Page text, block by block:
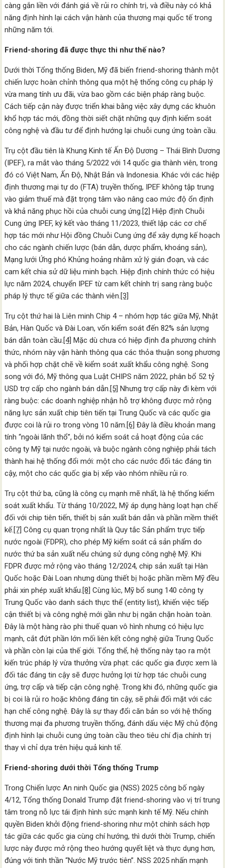
càng gắn liền với đánh giá về rủi ro chính trị, và điều này có khả
năng định hình lại cách vận hành của thương mại quốc tế trong
những năm tới.
Friend-shoring đã được thực thi như thế nào?
Dưới thời Tổng thống Biden, Mỹ đã biến friend-shoring thành một
chiến lược hoàn chỉnh thông qua một hệ thống công cụ pháp lý
vừa mang tính ưu đãi, vừa bao gồm các biện pháp ràng buộc.
Cách tiếp cận này được triển khai bằng việc xây dựng các khuôn
khổ hợp tác mới, đồng thời siết chặt những quy định kiểm soát
công nghệ và đầu tư để định hướng lại chuỗi cung ứng toàn cầu.
Trụ cột đầu tiên là Khung Kinh tế Ấn Độ Dương – Thái Bình Dương
(IPEF), ra mắt vào tháng 5/2022 với 14 quốc gia thành viên, trong
đó có Việt Nam, Ấn Độ, Nhật Bản và Indonesia. Khác với các hiệp
định thương mại tự do (FTA) truyền thống, IPEF không tập trung
vào giảm thuế mà đặt trọng tâm vào nâng cao mức độ ổn định
và khả năng phục hồi của chuỗi cung ứng.[2] Hiệp định Chuỗi
Cung ứng IPEF, ký kết vào tháng 11/2023, thiết lập các cơ chế
hợp tác mới như Hội đồng Chuỗi Cung ứng để xây dựng kế hoạch
cho các ngành chiến lược (bán dẫn, dược phẩm, khoáng sản),
Mạng lưới Ứng phó Khủng hoảng nhằm xử lý gián đoạn, và các
cam kết chia sử dữ liệu minh bạch. Hiệp định chính thức có hiệu
lực năm 2024, chuyển IPEF từ cam kết chính trị sang ràng buộc
pháp lý thực tế giữa các thành viên.[3]
Trụ cột thứ hai là Liên minh Chip 4 – nhóm hợp tác giữa Mỹ, Nhật
Bản, Hàn Quốc và Đài Loan, vốn kiểm soát đến 82% sản lượng
bán dẫn toàn cầu.[4] Mặc dù chưa có hiệp định đa phương chính
thức, nhóm này vận hành thông qua các thỏa thuận song phương
và phối hợp chặt chẽ về kiểm soát xuất khẩu công nghệ. Song
song với đó, Mỹ thông qua Luật CHIPS năm 2022, phân bổ 52 tỷ
USD trợ cấp cho ngành bán dẫn.[5] Nhưng trợ cấp này đi kèm với
ràng buộc: các doanh nghiệp nhận hỗ trợ không được mở rộng
năng lực sản xuất chip tiên tiến tại Trung Quốc và các quốc gia
được coi là rủi ro trong vòng 10 năm.[6] Đây là điều khoản mang
tính “ngoài lãnh thổ”, bởi nó kiểm soát cả hoạt động của các
công ty Mỹ tại nước ngoài, và buộc ngành công nghiệp phải tách
thành hai hệ thống đổi mới: một cho các nước đối tác đáng tin
cậy, một cho các quốc gia bị xếp vào nhóm nhiều rủi ro.
Trụ cột thứ ba, cũng là công cụ mạnh mẽ nhất, là hệ thống kiểm
soát xuất khẩu. Từ tháng 10/2022, Mỹ áp dụng hàng loạt hạn chế
đối với chip tiên tiến, thiết bị sản xuất bán dẫn và phần mềm thiết
kế.[7] Công cụ quan trọng nhất là Quy tắc Sản phẩm trực tiếp
nước ngoài (FDPR), cho phép Mỹ kiểm soát cả sản phẩm do
nước thứ ba sản xuất nếu chúng sử dụng công nghệ Mỹ. Khi
FDPR được mở rộng vào tháng 12/2024, chip sản xuất tại Hàn
Quốc hoặc Đài Loan nhưng dùng thiết bị hoặc phần mềm Mỹ đều
phải xin phép xuất khẩu.[8] Cùng lúc, Mỹ bổ sung 140 công ty
Trung Quốc vào danh sách thực thể (entity list), khiến việc tiếp
cận thiết bị và công nghệ mới gần như bị ngăn chặn hoàn toàn.
Đây là một hàng rào phi thuế quan vô hình nhưng có hiệu lực
mạnh, cắt đứt phần lớn mối liên kết công nghệ giữa Trung Quốc
và phần còn lại của thế giới. Tổng thể, hệ thống này tạo ra một
kiến trúc pháp lý vừa thưởng vừa phạt: các quốc gia được xem là
đối tác đáng tin cậy sẽ được hưởng lợi từ hợp tác chuỗi cung
ứng, trợ cấp và tiếp cận công nghệ. Trong khi đó, những quốc gia
bị coi là rủi ro hoặc không đáng tin cậy, sẽ phải đối mặt với các
hạn chế công nghệ. Đây là sự thay đổi căn bản so với hệ thống
thương mại đa phương truyền thống, đánh dấu việc Mỹ chủ động
định hình lại chuỗi cung ứng toàn cầu theo tiêu chí địa chính trị
thay vì chỉ dựa trên hiệu quả kinh tế.
Friend-shoring dưới thời Tổng thống Trump
Trong Chiến lược An ninh Quốc gia (NSS) 2025 công bố ngày
4/12, Tổng thống Donald Trump đặt friend-shoring vào vị trí trung
tâm trong nỗ lực tái định hình sức mạnh kinh tế Mỹ. Nếu chính
quyền Biden khởi động friend-shoring như một chính sách hợp
tác giữa các quốc gia cùng chí hướng, thì dưới thời Trump, chiến
lược này được mở rộng theo hướng quyết liệt và thực dụng hơn,
đúng với tinh thần “Nước Mỹ trước tiên”. NSS 2025 nhấn mạnh